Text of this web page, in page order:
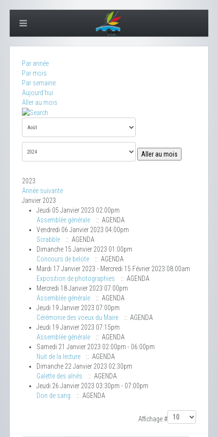
Par année
Par mois
Par semaine
Aujourd'hui
Aller au mois
Aller au mois
2023
Année suivante
Janvier 2023
Jeudi 05 Janvier 2023 02:00pm
Assemblée générale
:: AGENDA
Vendredi 06 Janvier 2023 04:00pm
Scrabble
:: AGENDA
Dimanche 15 Janvier 2023 01:00pm
Concours de belote
:: AGENDA
Mardi 17 Janvier 2023 - Mercredi 15 Février 2023 08:00am
Exposition de photographies
:: AGENDA
Mercredi 18 Janvier 2023 07:00pm
Assemblée générale
:: AGENDA
Jeudi 19 Janvier 2023 07:00pm
Cérémonie des voeux du Maire
:: AGENDA
Jeudi 19 Janvier 2023 07:15pm
Assemblée générale
:: AGENDA
Samedi 21 Janvier 2023 02:00pm - 06:00pm
Nuit de la lecture
:: AGENDA
Dimanche 22 Janvier 2023 02:30pm
Galette des aînés
:: AGENDA
Jeudi 26 Janvier 2023 03:30pm - 07:00pm
Don de sang
:: AGENDA
Affichage #